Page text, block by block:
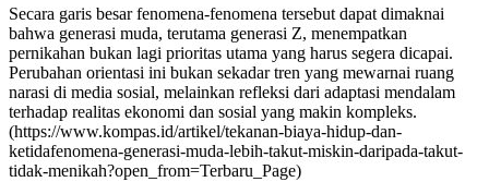
Secara garis besar fenomena-fenomena tersebut dapat dimaknai
bahwa generasi muda, terutama generasi Z, menempatkan
pernikahan bukan lagi prioritas utama yang harus segera dicapai.
Perubahan orientasi ini bukan sekadar tren yang mewarnai ruang
narasi di media sosial, melainkan refleksi dari adaptasi mendalam
terhadap realitas ekonomi dan sosial yang makin kompleks.
(https://www.kompas.id/artikel/tekanan-biaya-hidup-dan-
ketidafenomena-generasi-muda-lebih-takut-miskin-daripada-takut-
tidak-menikah?open_from=Terbaru_Page)